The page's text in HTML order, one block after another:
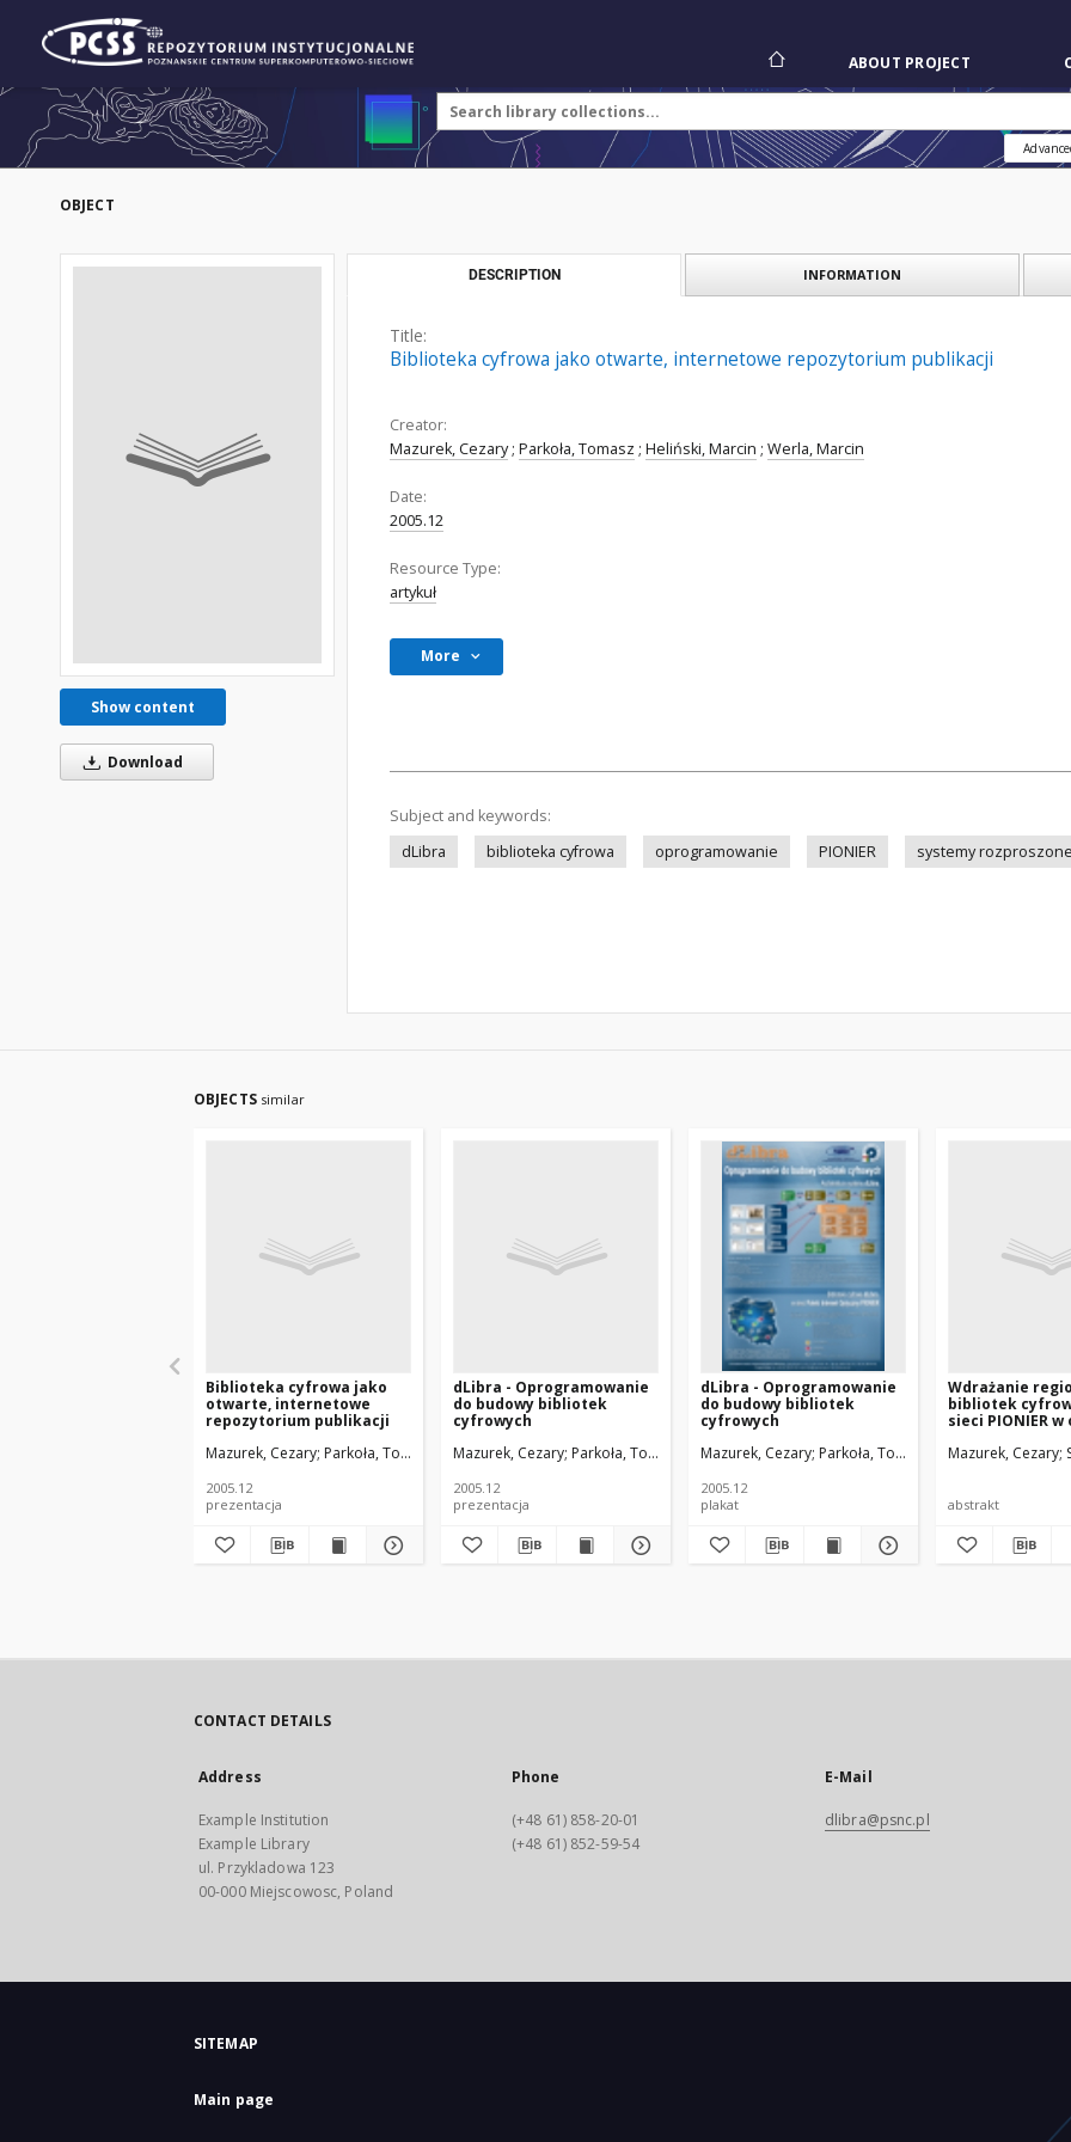
ABOUT PROJECT
OBJECT
Show content
Download
DESCRIPTION INFORMATION
Title:
Biblioteka cyfrowa jako otwarte, internetowe repozytorium publikacji
Creator:
Mazurek, Cezary ; Parkoła, Tomasz ; Heliński, Marcin ; Werla, Marcin
Date:
2005.12
Resource Type:
artykuł
More
Subject and keywords:
dLibra
biblioteka cyfrowa oprogramowanie PIONIER systemy rozproszone
OBJECTS similar
Biblioteka cyfrowa jako
otwarte, internetowe
repozytorium publikacji
Mazurek, Cezary Parkoła, Tomasz Heliński, Marcin Werla, Marcin
2005.12
prezentacja
dLibra - Oprogramowanie
do budowy bibliotek
cyfrowych
Mazurek, Cezary Parkoła, Tomasz Heliński, Marcin Werla, Marcin
2005.12
prezentacja
dLibra - Oprogramowanie
do budowy bibliotek
cyfrowych
Mazurek, Cezary Parkoła, Tomasz Heliński, Marcin
2005.12
plakat
Wdrażanie
bibliotek
sieci PIONIER
Mazurek, Cezary
abstrakt
CONTACT DETAILS
Address
Example Institution
Example Library
ul. Przykladowa 123
00-000 Miejscowosc, Poland
Phone
(+48 61) 858-20-01
(+48 61) 852-59-54
E-Mail
dlibra@psnc.pl
SITEMAP
Main page